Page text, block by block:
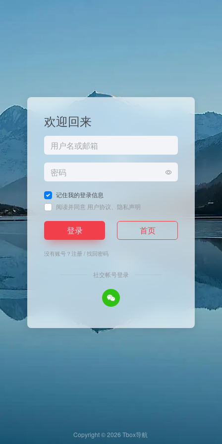
欢迎回来
记住我的登录信息
阅读并同意 用户协议 隐私声明
登录 首页
没有账号？注册/找回密码
社交帐号登录
Copyright © 2026 Tbox导航